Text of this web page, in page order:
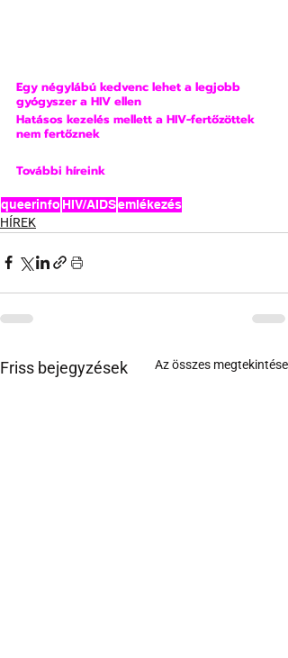
Egy négylábú kedvenc lehet a legjobb
gyógyszer a HIV ellen
Hatásos kezelés mellett a HIV-fertőzöttek
nem fertőznek
További híreink
queerinfo HIV/AIDSemlékezés
HÍREK
Friss bejegyzések Az összes megtekintése